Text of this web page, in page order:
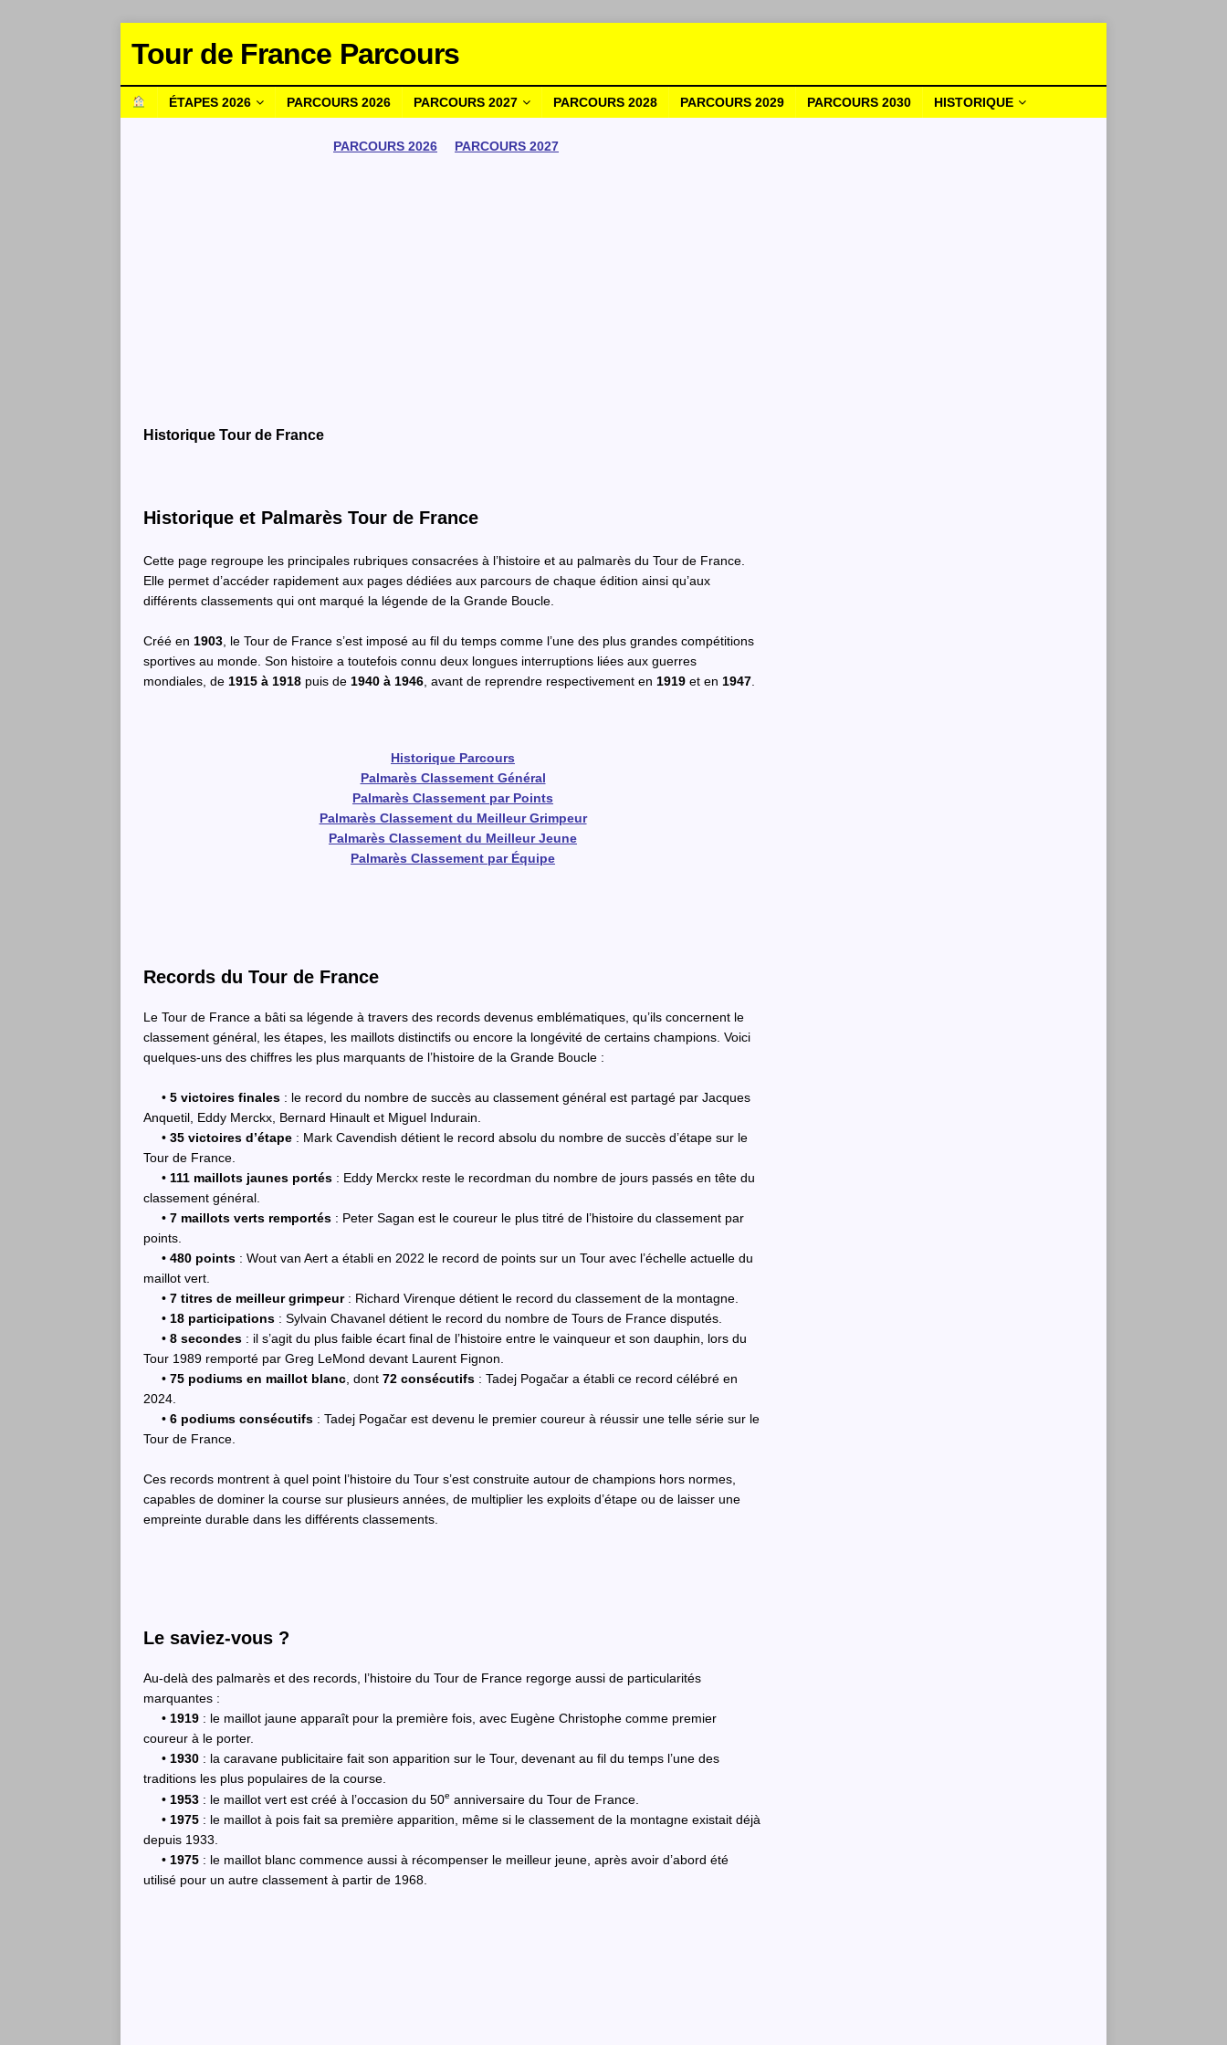
Tour de France Parcours
ÉTAPES 2026 PARCOURS 2026 PARCOURS 2027 PARCOURS 2028 PARCOURS 2029 PARCOURS 2030 HISTORIQUE
PARCOURS 2026 PARCOURS 2027
Historique Tour de France
Historique et Palmarès Tour de France
Cette page regroupe les principales rubriques consacrées à l’histoire et au palmarès du Tour de France.
Elle permet d’accéder rapidement aux pages dédiées aux parcours de chaque édition ainsi qu’aux
différents classements qui ont marqué la légende de la Grande Boucle.
Créé en 1903 , le Tour de France s’est imposé au fil du temps comme l’une des plus grandes compétitions
sportives au monde. Son histoire a toutefois connu deux longues interruptions liées aux guerres
mondiales, de 1915 à 1918 puis de 1940 à 1946 , avant de reprendre respectivement en 1919 et en 1947
Historique Parcours
Palmarès Classement Général
Palmarès Classement par Points
Palmarès Classement du Meilleur Grimpeur
Palmarès Classement du Meilleur Jeune
Palmarès Classement par Équipe
Records du Tour de France
Le Tour de France a bâti sa légende à travers des records devenus emblématiques, qu’ils concernent le
classement général, les étapes, les maillots distinctifs ou encore la longévité de certains champions. Voici
quelques-uns des chiffres les plus marquants de l’histoire de la Grande Boucle :
• 5 victoires finales : le record du nombre de succès au classement général est partagé par Jacques
Anquetil, Eddy Merckx, Bernard Hinault et Miguel Indurain.
• 35 victoires d’étape : Mark Cavendish détient le record absolu du nombre de succès d’étape sur le
Tour de France.
• 111 maillots jaunes portés : Eddy Merckx reste le recordman du nombre de jours passés en tête du
classement général.
• 7 maillots verts remportés : Peter Sagan est le coureur le plus titré de l’histoire du classement par
points.
• 480 points : Wout van Aert a établi en 2022 le record de points sur un Tour avec l’échelle actuelle du
maillot vert.
• 7 titres de meilleur grimpeur: Richard Virenque détient le record du classement de la montagne.
• 18 participations : Sylvain Chavanel détient le record du nombre de Tours de France disputés.
• 8 secondes : il s’agit du plus faible écart final de l’histoire entre le vainqueur et son dauphin, lors du
Tour 1989 remporté par Greg LeMond devant Laurent Fignon.
• 75 podiums en maillot blanc , dont 72 consécutifs : Tadej Pogačar a établi ce record célébré en
2024.
• 6 podiums consécutifs : Tadej Pogačar est devenu le premier coureur à réussir une telle série sur le
Tour de France.
Ces records montrent à quel point l’histoire du Tour s’est construite autour de champions hors normes,
capables de dominer la course sur plusieurs années, de multiplier les exploits d’étape ou de laisser une
empreinte durable dans les différents classements.
Le saviez-vous ?
Au-delà des palmarès et des records, l’histoire du Tour de France regorge aussi de particularités
marquantes :
• 1919 : le maillot jaune apparaît pour la première fois, avec Eugène Christophe comme premier
coureur à le porter.
• 1930 : la caravane publicitaire fait son apparition sur le Tour, devenant au fil du temps l’une des
traditions les plus populaires de la course.
• 1953 : le maillot vert est créé à l’occasion du 50e anniversaire du Tour de France.
• 1975 : le maillot à pois fait sa première apparition, même si le classement de la montagne existait déjà
depuis 1933.
• 1975 : le maillot blanc commence aussi à récompenser le meilleur jeune, après avoir d’abord été
utilisé pour un autre classement à partir de 1968.